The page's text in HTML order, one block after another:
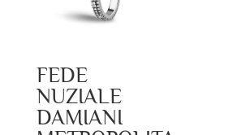
FEDE
NUZIALE
DAMIANI